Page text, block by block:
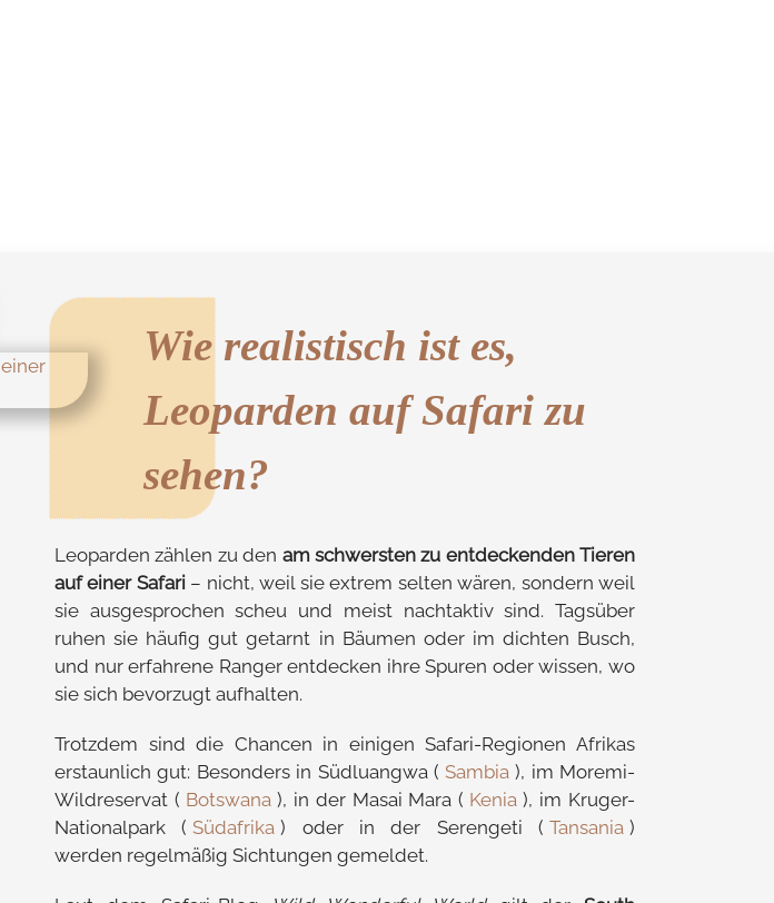
Wie realistisch ist es,
Leoparden auf Safari zu
sehen?
Leoparden zählen zu den am schwersten zu entdeckenden Tieren
auf einer Safari – nicht, weil sie extrem selten wären, sondern weil
sie ausgesprochen scheu und meist nachtaktiv sind. Tagsüber
ruhen sie häufig gut getarnt in Bäumen oder im dichten Busch,
und nur erfahrene Ranger entdecken ihre Spuren oder wissen, wo
sie sich bevorzugt aufhalten.
Trotzdem sind die Chancen in einigen Safari-Regionen Afrikas
erstaunlich gut: Besonders in Südluangwa ( Sambia ), im Moremi-
Wildreservat ( Botswana ), in der Masai Mara ( Kenia ), im Kruger-
Nationalpark ( Südafrika ) oder in der Serengeti ( Tansania )
werden regelmäßig Sichtungen gemeldet.